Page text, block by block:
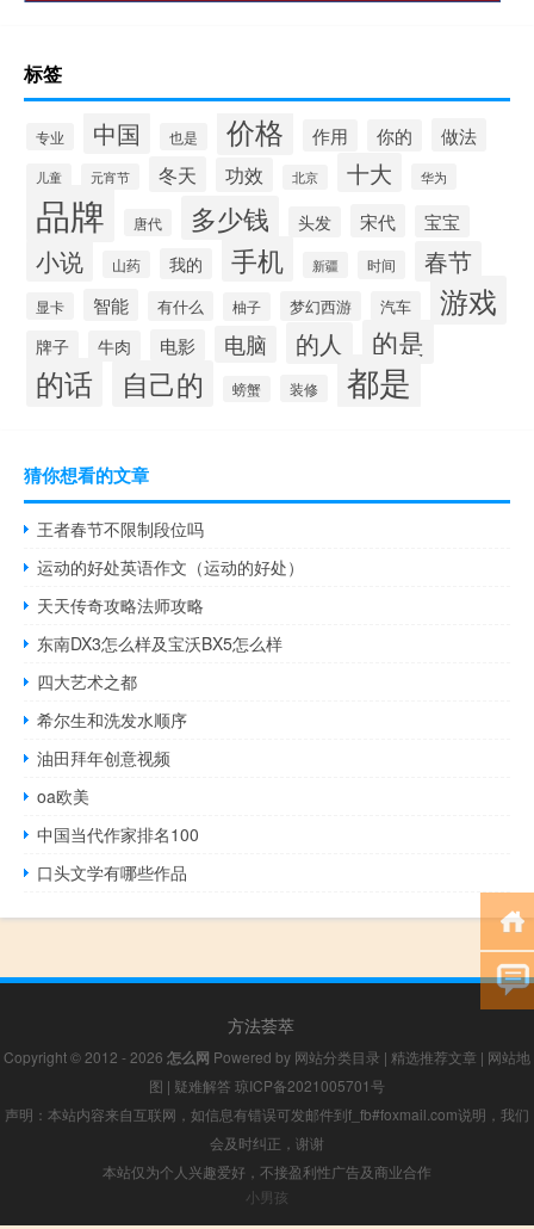
标签
专业 中国 也是 价格 作用 你的 做法
儿童 元宵节 冬天 功效 北京 十大 华为
品牌 唐代 多少钱 头发 宋代 宝宝
小说 山药 我的 手机 新疆 时间 春节
显卡 智能 有什么 柚子 梦幻西游 汽车 游戏
牌子 牛肉 电影 电脑 的人 的是
的话 自己的 螃蟹 装修 都是
猜你想看的文章
王者春节不限制段位吗
运动的好处英语作文（运动的好处）
天天传奇攻略法师攻略
东南DX3怎么样及宝沃BX5怎么样
四大艺术之都
希尔生和洗发水顺序
油田拜年创意视频
oa欧美
中国当代作家排名100
口头文学有哪些作品
方法荟萃
Copyright © 2012 - 2026 怎么网 Powered by 网站分类目录 | 精选推荐文章 | 网站地
图 | 疑难解答 琼ICP备2021005701号
声明：本站内容来自互联网，如信息有错误可发邮件到f_fb#foxmail.com说明，我们
会及时纠正，谢谢
本站仅为个人兴趣爱好，不接盈利性广告及商业合作
小男孩